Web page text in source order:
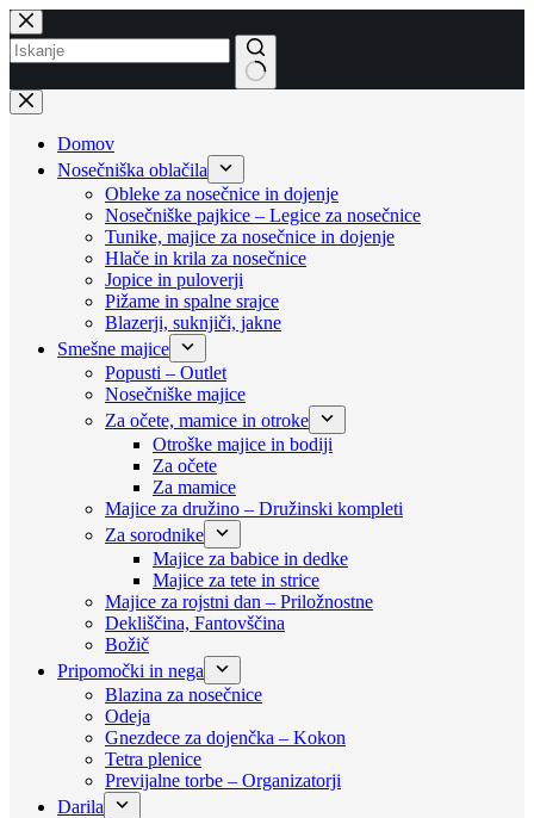
Skip
to
content
No
results
Domov
Nosečniška oblačila
Obleke za nosečnice in dojenje
Nosečniške pajkice – Legice za nosečnice
Tunike, majice za nosečnice in dojenje
Hlače in krila za nosečnice
Jopice in puloverji
Pižame in spalne srajce
Blazerji, suknjiči, jakne
Smešne majice
Popusti – Outlet
Nosečniške majice
Za očete, mamice in otroke
Otroške majice in bodiji
Za očete
Za mamice
Majice za družino – Družinski kompleti
Za sorodnike
Majice za babice in dedke
Majice za tete in strice
Majice za rojstni dan – Priložnostne
Dekliščina, Fantovščina
Božič
Pripomočki in nega
Blazina za nosečnice
Odeja
Gnezdece za dojenčka – Kokon
Tetra plenice
Previjalne torbe – Organizatorji
Darila